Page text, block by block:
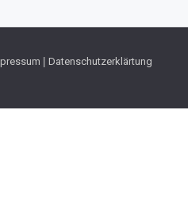
Datenschutzerklärtung